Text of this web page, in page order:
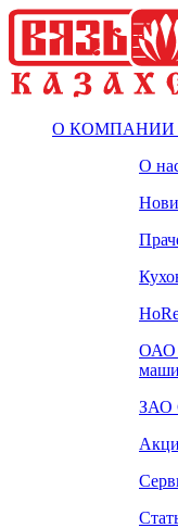
О КОМПАНИИ
О
ОАО
ЗАО